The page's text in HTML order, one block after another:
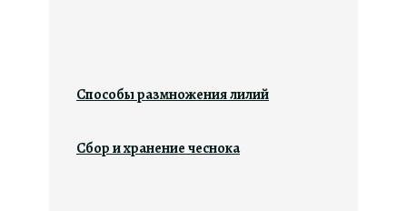
Способы размножения лилий
Сбор и хранение чеснока